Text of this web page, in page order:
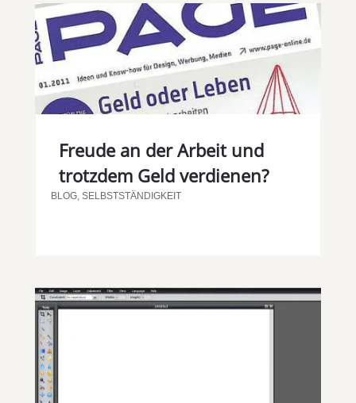
Freude an der Arbeit und
trotzdem Geld verdienen?
BLOG, SELBSTSTÄNDIGKEIT